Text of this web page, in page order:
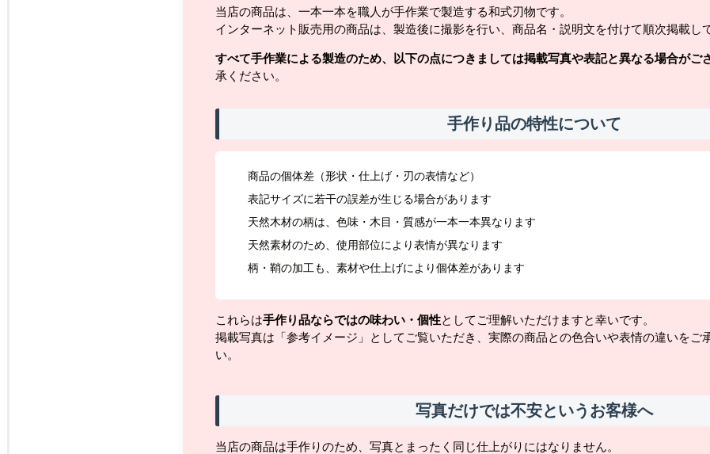
当店の商品は、一本一本を職人が手作業で製造する和式刃物です。
インターネット販売用の商品は、製造後に撮影を行い、商品名・説明文を付けて順次掲載し
すべて手作業による製造のため、以下の点につきましては掲載写真や表記と異なる場合がご
承ください。
手作り品の特性について
商品の個体差（形状・仕上げ・刃の表情など）
表記サイズに若干の誤差が生じる場合があります
天然木材の柄は、色味・木目・質感が一本一本異なります
天然素材のため、使用部位により表情が異なります
柄・鞘の加工も、素材や仕上げにより個体差があります
これらは手作り品ならではの味わい・個性としてご理解いただけますと幸いです。
掲載写真は「参考イメージ」としてご覧いただき、実際の商品との色合いや表情の違いをご
い。
写真だけでは不安というお客様へ
当店の商品は手作りのため、写真とまったく同じ仕上がりにはなりません。